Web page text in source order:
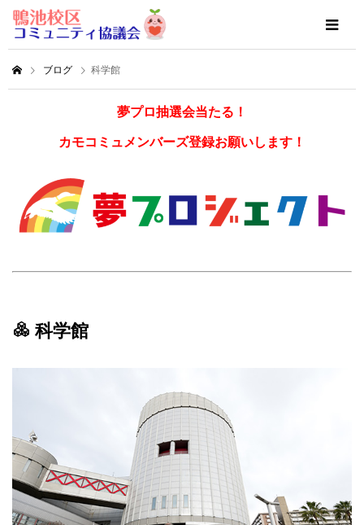
ブログ 科学館
夢プロ抽選会当たる！
カモコミュメンバーズ登録お願いします！
科学館